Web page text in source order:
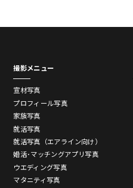
撮影メニュー
宣材写真
プロフィール写真
家族写真
就活写真
就活写真（エアライン向け）
婚活･マッチングアプリ写真
ウエディング写真
マタニティ写真